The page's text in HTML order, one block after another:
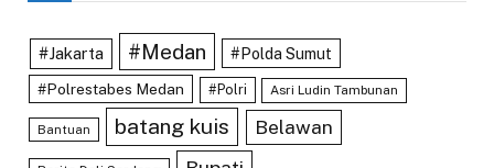
#Jakarta #Medan #Polda Sumut
#Polrestabes Medan #Polri Asri Ludin Tambunan
Bantuan batang kuis Belawan